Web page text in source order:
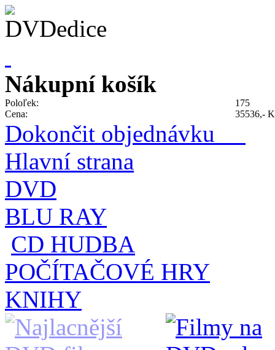
Nákupní košík
Poloľek:
175
Cena:
35536,-
Dokončit objednávku
Hlavní strana
DVD
BLU RAY
CD HUDBA
POČÍTAČOVÉ HRY
KNIHY